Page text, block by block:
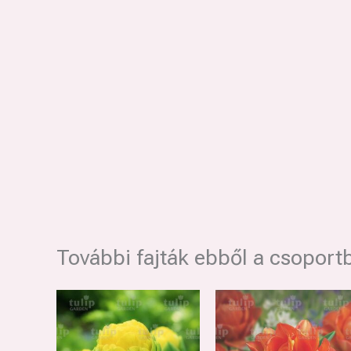
További fajták ebből a